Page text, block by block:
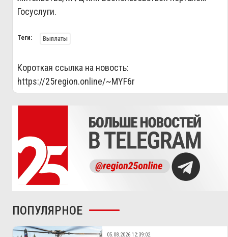
Госуслуги.
Теги: Выплаты
Короткая ссылка на новость:
https://25region.online/~MYF6r
ПОПУЛЯРНОЕ
05.08.2026 12:39:02